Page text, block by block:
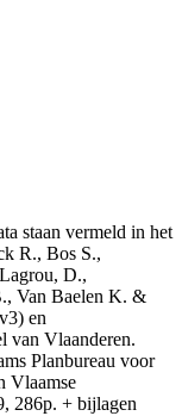
staan vermeld in het
R., Bos S.,
D.,
Van Baelen K. &
en
van Vlaanderen.
Planbureau voor
Vlaamse
286p. + bijlagen